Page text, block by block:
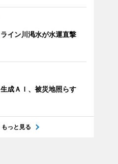
ライン川渇水が水運直撃
生成ＡＩ、被災地照らす
もっと見る